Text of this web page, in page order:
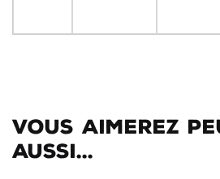
Vous aimerez
aussi...